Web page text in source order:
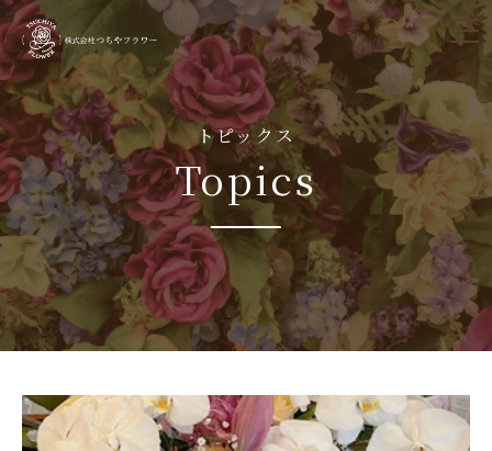
トピックス
Topics